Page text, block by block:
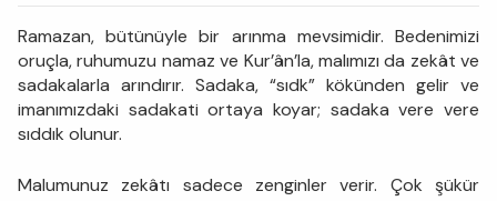
Ramazan, bütünüyle bir arınma mevsimidir. Bedenimizi
oruçla, ruhumuzu namaz ve Kur’ân’la, malımızı da zekât ve
sadakalarla arındırır. Sadaka, “sıdk” kökünden gelir ve
imanımızdaki sadakati ortaya koyar; sadaka vere vere
sıddık olunur.
Malumunuz zekâtı sadece zenginler verir. Çok şükür